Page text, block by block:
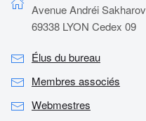
Avenue Andréi Sakharov
69338 LYON Cedex 09
Élus du bureau
Membres associés
Webmestres